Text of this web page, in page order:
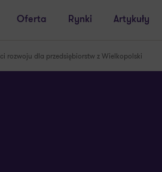
Oferta Rynki Artykuły
rozwoju dla przedsiębiorstw z Wielkopolski